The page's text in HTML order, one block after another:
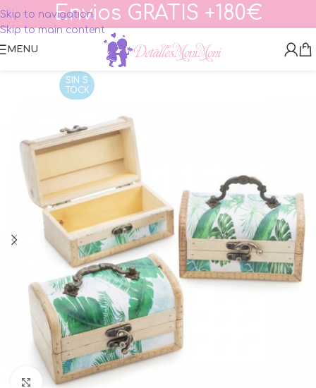
Skip to navigation
Skip to main content
Envios GRATIS +180€
MENU
SIN S
TOCK
Ampliar foto